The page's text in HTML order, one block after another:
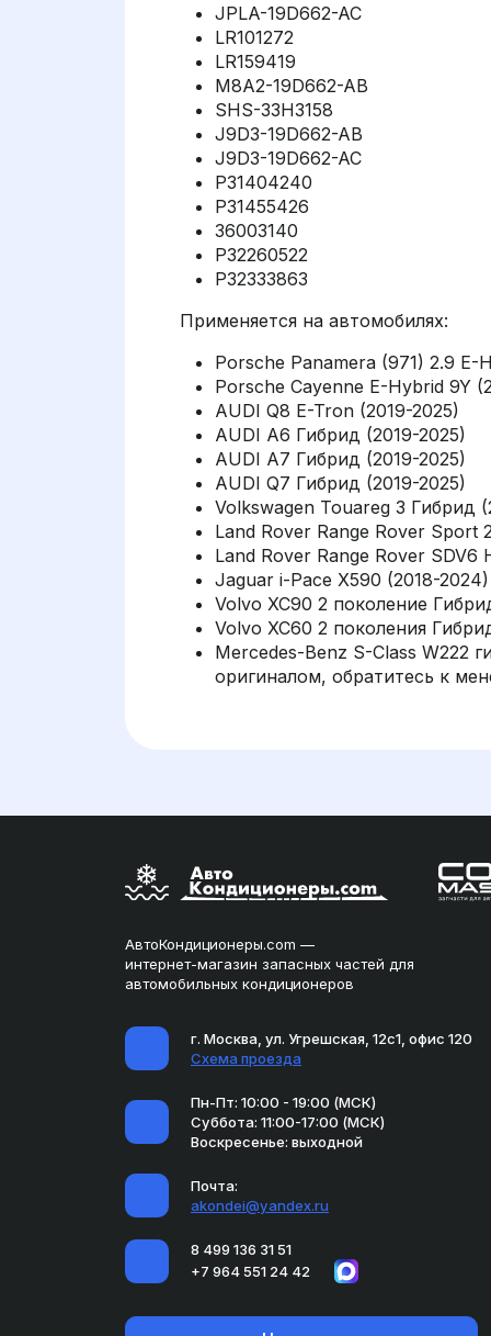
JPLA-19D662-AC
LR101272
LR159419
M8A2-19D662-AB
SHS-33H3158
J9D3-19D662-AB
J9D3-19D662-AC
P31404240
P31455426
36003140
P32260522
P32333863
Применяется на автомобилях:
Porsche Panamera (971) 2.9 E-
Porsche Cayenne E-Hybrid 9Y
AUDI Q8 E-Tron (2019-2025)
AUDI A6 Гибрид (2019-2025)
AUDI A7 Гибрид (2019-2025)
AUDI Q7 Гибрид (2019-2025)
Volkswagen Touareg 3 Гибрид
Land Rover Range Rover Sport
Land Rover Range Rover SDV6
Jaguar i-Pace X590 (2018-2024)
Volvo XC90 2 поколение
Volvo XC60 2 поколения
Mercedes-Benz S-Class W222
оригиналом, обратитесь к
АвтоКондиционеры.com —
интернет-магазин запасных частей для
автомобильных кондиционеров
г. Москва, ул. Угрешская, 12с1, офис 120
Схема проезда
Пн-Пт: 10:00 - 19:00 (МСК)
Суббота: 11:00-17:00 (МСК)
Воскресенье: выходной
Почта:
akondei@yandex.ru
8 499 136 31 51
+7 964 551 24 42